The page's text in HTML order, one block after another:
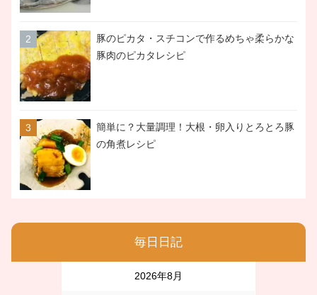
豚のピカタ・スチコンで作るめちゃ柔らかな
豚肉のピカタレシピ
簡単に？大量調理！大根・卵入りとろとろ豚
の角煮レシピ
毎日日記
2026年8月